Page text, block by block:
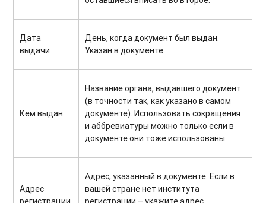
Дата
выдачи
День, когда документ был выдан.
Указан в документе.
Кем выдан
Название органа, выдавшего документ
(в точности так, как указано в самом
документе). Использовать сокращения
и аббревиатуры можно только если в
документе они тоже использованы.
Адрес
Адрес, указанный в документе. Если в
вашей стране нет института